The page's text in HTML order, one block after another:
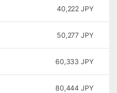
40,222 JPY
50,277 JPY
60,333 JPY
80,444 JPY